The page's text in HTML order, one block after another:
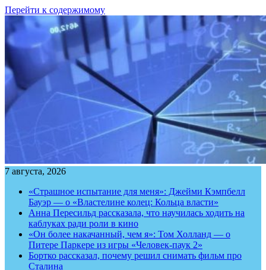
Перейти к содержимому
7 августа, 2026
«Страшное испытание для меня»: Джейми Кэмпбелл
Бауэр — о «Властелине колец: Кольца власти»
Анна Пересильд рассказала, что научилась ходить на
каблуках ради роли в кино
«Он более накачанный, чем я»: Том Холланд — о
Питере Паркере из игры «Человек-паук 2»
Бортко рассказал, почему решил снимать фильм про
Сталина